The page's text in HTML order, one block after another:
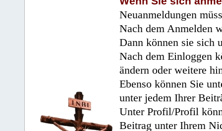
Neuanmeldungen
Nach dem Anmelden
Dann können sie sich
Nach dem Einloggen
ändern oder weitere
Ebenso können Sie
unter jedem Ihrer
Unter Profil/Profil
Beitrag unter Ihrem